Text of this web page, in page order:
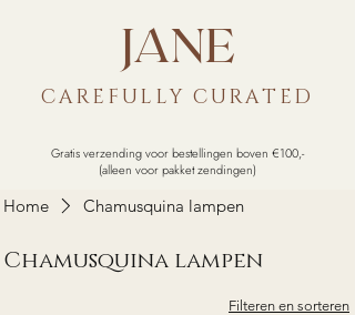
JANE
CAREFULLY CU RATED
Gratis verzending voor bestellingen boven €100,-
(alleen voor pakket zendingen)
Home Chamusquina lampen
Chamusquina lampen
Filteren en sorteren